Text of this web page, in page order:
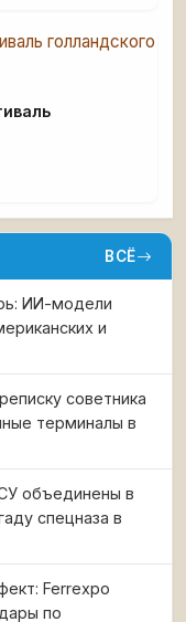
ВСЁ
ИИ-модели
и
советника
терминалы в
объединены в
спецназа в
Ferrexpo
по